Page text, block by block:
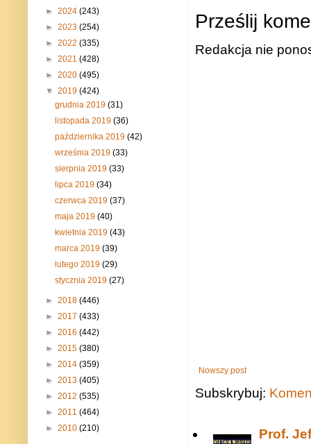
Prześlij
Redakcja nie
Nowszy post
Subskrybuj:
Prof.
► 2024 (243)
► 2023 (254)
► 2022 (335)
► 2021 (428)
► 2020 (495)
▼ 2019 (424)
grudnia 2019(31)
listopada 2019(36)
października 2019(42)
września 2019(33)
sierpnia 2019(33)
lipca 2019(34)
czerwca 2019(37)
maja 2019(40)
kwietnia 2019(43)
marca 2019(39)
lutego 2019(29)
stycznia 2019(27)
► 2018 (446)
► 2017 (433)
► 2016 (442)
► 2015 (380)
► 2014 (359)
► 2013 (405)
► 2012 (535)
► 2011 (464)
► 2010 (210)